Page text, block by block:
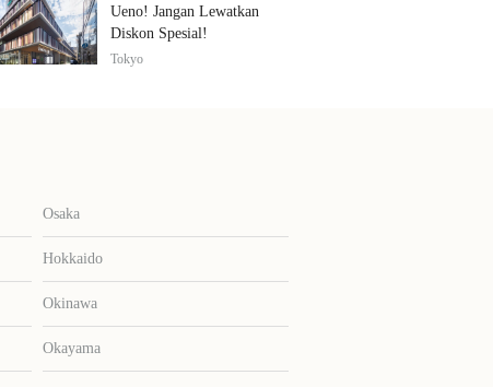
Ueno! Jangan Lewatkan
Diskon Spesial!
Tokyo
Osaka
Hokkaido
Okinawa
Okayama